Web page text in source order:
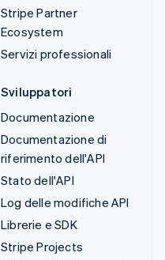
Stripe Partner
Ecosystem
Servizi professionali
Sviluppatori
Documentazione
Documentazione di
riferimento dell'API
Stato dell'API
Log delle modifiche API
Librerie e SDK
Stripe Projects